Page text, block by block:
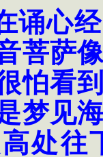
诵心
菩萨
怕看
梦见
处往